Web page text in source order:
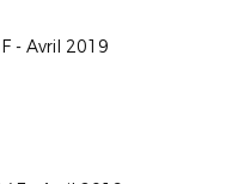
- Avril 2019